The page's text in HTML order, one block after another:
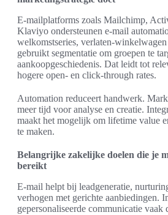
E-mailplatforms zoals Mailchimp,
Klaviyo ondersteunen e-mail
welkomstseries, verlaten-winkelwagen
gebruikt segmentatie om groepen te
aankoopgeschiedenis. Dat leidt tot
hogere open- en click-through rates.
Automation reduceert handwerk.
meer tijd voor analyse en creatie.
maakt het mogelijk om lifetime value
te maken.
Belangrijke zakelijke doelen die je
bereikt
E-mail helpt bij leadgeneratie,
verhogen met gerichte aanbiedingen.
gepersonaliseerde communicatie vaak